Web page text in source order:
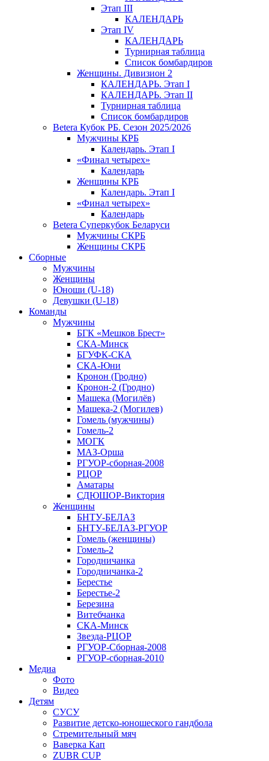
Этап III
КАЛЕНДАРЬ
Этап IV
КАЛЕНДАРЬ
Турнирная таблица
Список бомбардиров
Женщины. Дивизион 2
КАЛЕНДАРЬ. Этап I
КАЛЕНДАРЬ. Этап II
Турнирная таблица
Список бомбардиров
Betera Кубок РБ. Сезон 2025/2026
Мужчины КРБ
Календарь. Этап I
«Финал четырех»
Календарь
Женщины КРБ
Календарь. Этап I
«Финал четырех»
Календарь
Betera Суперкубок Беларуси
Мужчины СКРБ
Женщины СКРБ
Сборные
Мужчины
Женщины
Юноши (U-18)
Девушки (U-18)
Команды
Мужчины
БГК «Мешков Брест»
СКА-Минск
БГУФК-СКА
СКА-Юни
Кронон (Гродно)
Кронон-2 (Гродно)
Машека (Могилёв)
Машека-2 (Могилев)
Гомель (мужчины)
Гомель-2
МОГК
МАЗ-Орша
РГУОР-сборная-2008
РЦОР
Аматары
СДЮШОР-Виктория
Женщины
БНТУ-БЕЛАЗ
БНТУ-БЕЛАЗ-РГУОР
Гомель (женщины)
Гомель-2
Городничанка
Городничанка-2
Берестье
Берестье-2
Березина
Витебчанка
СКА-Минск
Звезда-РЦОР
РГУОР-Сборная-2008
РГУОР-сборная-2010
Медиа
Фото
Видео
Детям
СУСУ
Развитие детско-юношеского гандбола
Стремительный мяч
Ваверка Кап
ZUBR CUP